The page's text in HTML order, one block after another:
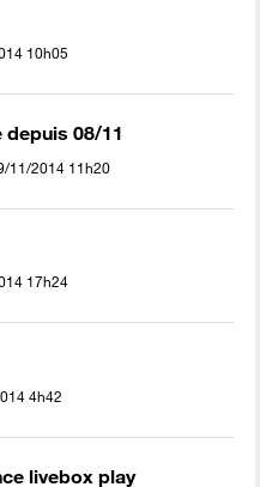
10h05
08/11
11/2014 11h20
17h24
4h42
livebox play